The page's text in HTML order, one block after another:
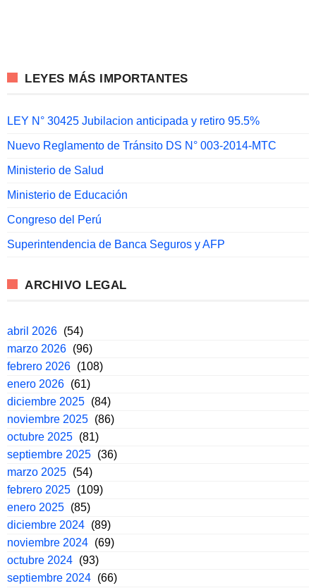
LEYES MÁS IMPORTANTES
LEY N° 30425 Jubilacion anticipada y retiro 95.5%
Nuevo Reglamento de Tránsito DS N° 003-2014-MTC
Ministerio de Salud
Ministerio de Educación
Congreso del Perú
Superintendencia de Banca Seguros y AFP
ARCHIVO LEGAL
abril 2026 (54)
marzo 2026 (96)
febrero 2026 (108)
enero 2026 (61)
diciembre 2025 (84)
noviembre 2025 (86)
octubre 2025 (81)
septiembre 2025 (36)
marzo 2025 (54)
febrero 2025 (109)
enero 2025 (85)
diciembre 2024 (89)
noviembre 2024 (69)
octubre 2024 (93)
septiembre 2024 (66)